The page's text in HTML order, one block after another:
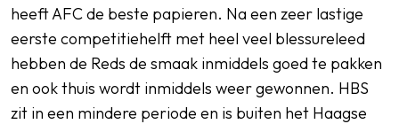
heeft AFC de beste papieren. Na een zeer lastige
eerste competitiehelft met heel veel blessureleed
hebben de Reds de smaak inmiddels goed te pakken
en ook thuis wordt inmiddels weer gewonnen. HBS
zit in een mindere periode en is buiten het Haagse